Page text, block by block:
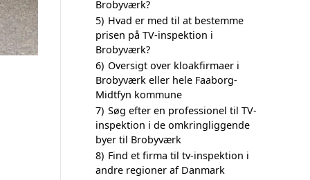
Brobyværk?
5) Hvad er med til at bestemme
prisen på TV-inspektion i
Brobyværk?
6) Oversigt over kloakfirmaer i
Brobyværk eller hele Faaborg-
Midtfyn kommune
7) Søg efter en professionel til TV-
inspektion i de omkringliggende
byer til Brobyværk
8) Find et firma til tv-inspektion i
andre regioner af Danmark